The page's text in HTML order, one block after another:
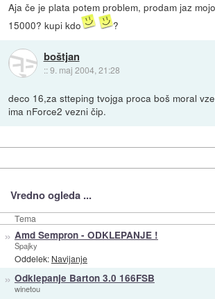
Aja če je plata potem problem, prodam jaz
15000? kupi kdo
?
boštjan
::9. maj 2004, 21:28
deco 16,za stteping tvojga proca boš moral
ima nForce2 vezni čip.
Vredno ogleda ...
Tema
» Amd Sempron - ODKLEPANJE !
Spajky
Oddelek: Navijanje
» Odklepanje Barton 3.0 166FSB
winetou